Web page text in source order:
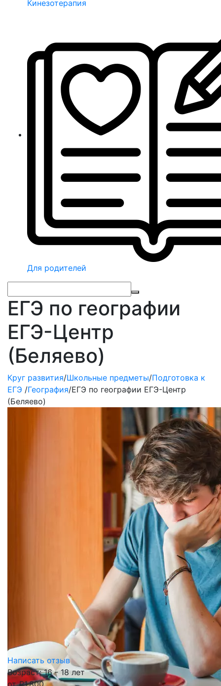
Кинезотерапия
Для родителей
ЕГЭ по географии
ЕГЭ-Центр
(Беляево)
Круг развития/Школьные предметы/Подготовка к
ЕГЭ /География/ЕГЭ по географии ЕГЭ-Центр
(Беляево)
Написать отзыв
Возраст: 16 - 18 лет
от₽1,800